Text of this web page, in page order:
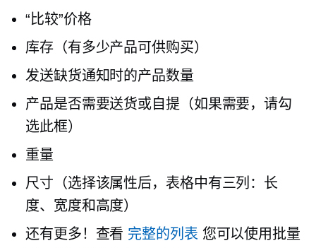
“比较”价格
库存（有多少产品可供购买）
发送缺货通知时的产品数量
产品是否需要送货或自提（如果需要，请勾
选此框）
重量
尺寸（选择该属性后，表格中有三列：长
度、宽度和高度）
还有更多！查看 完整的列表 您可以使用批量